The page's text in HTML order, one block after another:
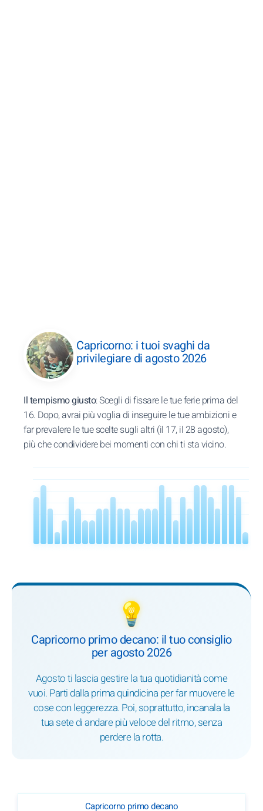
Capricorno: i tuoi svaghi da
privilegiare di agosto 2026
Il tempismo giusto: Scegli di fissare le tue ferie prima del
16. Dopo, avrai più voglia di inseguire le tue ambizioni e
far prevalere le tue scelte sugli altri (il 17, il 28 agosto),
più che condividere bei momenti con chi ti sta vicino.
💡
Capricorno primo decano: il tuo consiglio
per agosto 2026
Agosto ti lascia gestire la tua quotidianità come
vuoi. Parti dalla prima quindicina per far muovere le
cose con leggerezza. Poi, soprattutto, incanala la
tua sete di andare più veloce del ritmo, senza
perdere la rotta.
Capricorno primo decano